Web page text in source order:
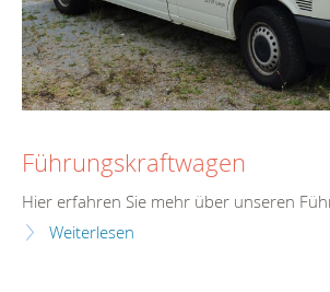
Führungskraftwagen
Hier erfahren Sie mehr über unseren
Weiterlesen